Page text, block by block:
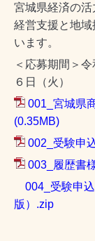
宮城県経済の
経営支援と地
います。
＜応募期間＞
６日（火）
001_宮城県
(0.35MB)
002_受験申
003_履歴書
004_受験申
版）.zip